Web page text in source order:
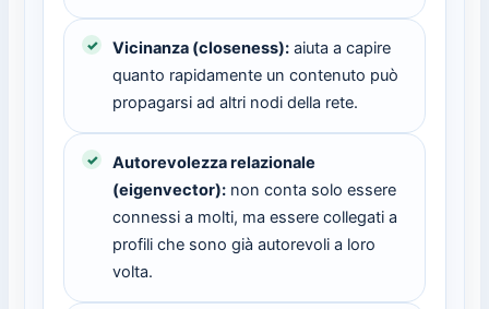
Vicinanza (closeness): aiuta a capire
quanto rapidamente un contenuto può
propagarsi ad altri nodi della rete.
Autorevolezza relazionale
(eigenvector): non conta solo essere
connessi a molti, ma essere collegati a
profili che sono già autorevoli a loro
volta.